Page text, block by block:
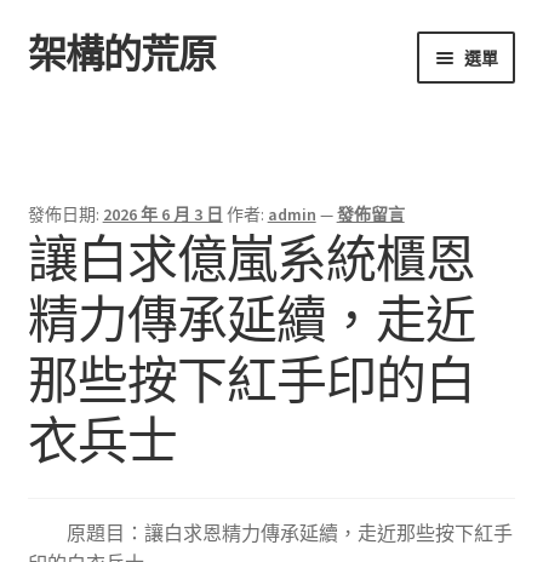
跳
至
跳
至
架構的荒原 選單
發佈日期: 2026 年 6 月 3 日 作者: admin —發佈留言
讓白求億嵐系統櫃恩
精力傳承延續，走近
那些按下紅手印的白
衣兵士
原題目：讓白求恩精力傳承延續，走近那些按下紅手